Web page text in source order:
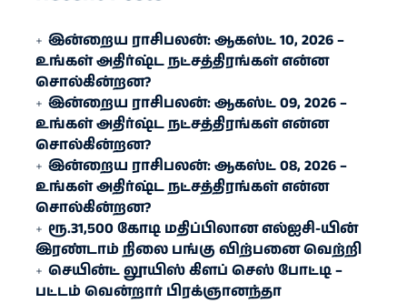
இன்றைய ராசிபலன்: ஆகஸ்ட் 10, 2026 –
உங்கள் அதிர்ஷ்ட நட்சத்திரங்கள் என்ன
சொல்கின்றன?
இன்றைய ராசிபலன்: ஆகஸ்ட் 09, 2026 –
உங்கள் அதிர்ஷ்ட நட்சத்திரங்கள் என்ன
சொல்கின்றன?
இன்றைய ராசிபலன்: ஆகஸ்ட் 08, 2026 –
உங்கள் அதிர்ஷ்ட நட்சத்திரங்கள் என்ன
சொல்கின்றன?
ரூ.31,500 கோடி மதிப்பிலான எல்ஐசி-​யின்
இரண்​டாம் நிலை பங்கு விற்பனை வெற்றி
செயின்ட் லூயிஸ் கிளப் செஸ் போட்டி –
பட்டம் வென்றார் பிரக்ஞானந்தா